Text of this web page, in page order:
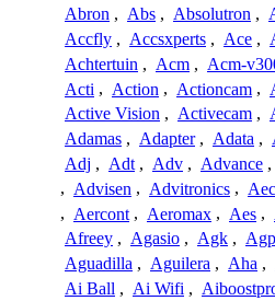
Abron , Abs , Absolutron ,
Accfly , Accsxperts , Ace ,
Achtertuin , Acm , Acm-
Acti , Action , Actioncam ,
Active Vision , Activecam ,
Adamas , Adapter , Adata ,
Adj , Adt , Adv , Advance ,
, Advisen , Advitronics ,
, Aercont , Aeromax , Aes ,
Afreey , Agasio , Agk ,
Aguadilla , Aguilera , Aha ,
Ai Ball , Ai Wifi ,